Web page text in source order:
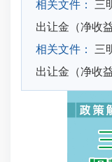
相关文件：
三
出让金（净收
相关文件：
三
出让金（净收